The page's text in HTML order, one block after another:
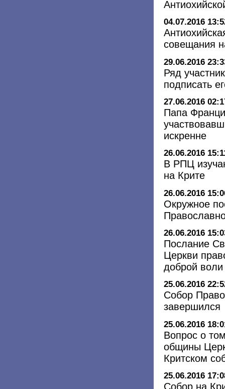
04.07.2016
совещания
29.06.2016
Ряд
подписать
27.06.2016
Папа
искренне
26.06.2016
В РПЦ
на Крите
26.06.2016
Окружное
26.06.2016
Послание
Церкви
доброй воли
25.06.2016
Собор
завершился
25.06.2016
Вопрос о
общины
Критском
25.06.2016
Собор на